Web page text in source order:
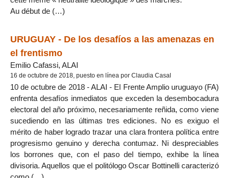
Au début de (…)
URUGUAY - De los desafíos a las amenazas en
el frentismo
Emilio Cafassi, ALAI
16 de octubre de 2018, puesto en línea por Claudia Casal
10 de octubre de 2018 - ALAI - El Frente Amplio uruguayo (FA)
enfrenta desafíos inmediatos que exceden la desembocadura
electoral del año próximo, necesariamente reñida, como viene
sucediendo en las últimas tres ediciones. No es exiguo el
mérito de haber logrado trazar una clara frontera política entre
progresismo genuino y derecha contumaz. Ni despreciables
los borrones que, con el paso del tiempo, exhibe la línea
divisoria. Aquellos que el politólogo Oscar Bottinelli caracterizó